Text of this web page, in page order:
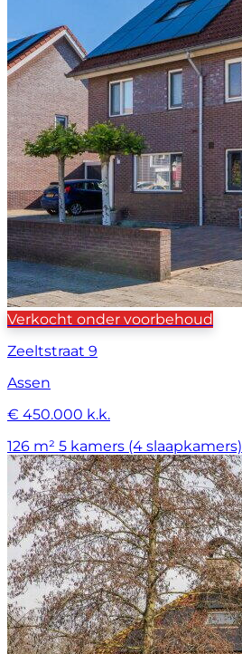
Verkocht onder voorbehoud
Zeeltstraat 9
Assen
€ 450.000 k.k.
126 m² 5 kamers (4 slaapkamers)